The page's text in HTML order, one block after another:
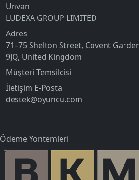
Unvan
LUDEXA GROUP LIMITED
Adres
71–75 Shelton Street, Covent
9JQ, United Kingdom
Müşteri Temsilcisi
İletişim E-Posta
destek@oyuncu.com
Ödeme Yöntemleri